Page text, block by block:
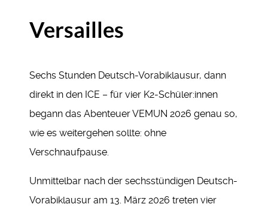
Versailles
Sechs Stunden Deutsch-Vorabiklausur, dann
direkt in den ICE – für vier K2-Schüler:innen
begann das Abenteuer VEMUN 2026 genau so,
wie es weitergehen sollte: ohne
Verschnaufpause.
Unmittelbar nach der sechsstündigen Deutsch-
Vorabiklausur am 13. März 2026 treten vier